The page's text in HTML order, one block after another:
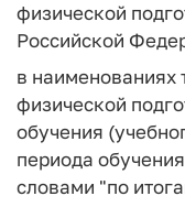
физической
Российской
в наименованиях
физической
обучения
периода
словами "по